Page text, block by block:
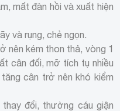
mất đàn hồi và xuất hiện
và rụng, chẻ ngọn.
nên kém thon thả, vòng 1
cân đối, mỡ tích tụ nhiều
cân trở nên khó kiểm
đổi, thường cáu giận